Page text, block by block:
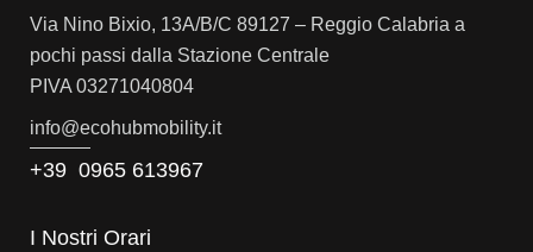
Via Nino Bixio, 13A/B/C 89127 – Reggio Calabria a
pochi passi dalla Stazione Centrale
PIVA 03271040804
info@ecohubmobility.it
+39 0965 613967
I Nostri Orari